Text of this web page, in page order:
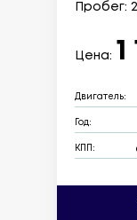
Пробег:
Цена: 1
Двигатель:
Год:
КПП: